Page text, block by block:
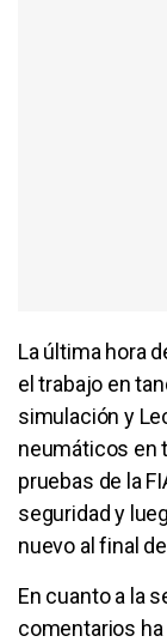
La última hora
el trabajo en
simulación y
neumáticos en
pruebas de la
seguridad y
nuevo al final
En cuanto a la
comentarios